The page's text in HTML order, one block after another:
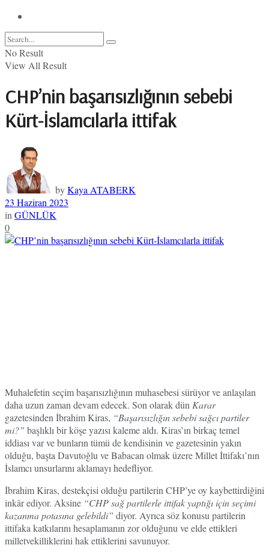
No Result
View All Result
CHP’nin başarısızlığının sebebi
Kürt-İslamcılarla ittifak
byKaya ATABERK
23 Haziran 2023
in GÜNLÜK
0
Muhalefetin seçim başarısızlığının muhasebesi sürüyor ve anlaşılan
daha uzun zaman devam edecek. Son olarak dün Karar
gazetesinden İbrahim Kiras, “Başarısızlığın sebebi sağcı partiler
mi?” başlıklı bir köşe yazısı kaleme aldı. Kiras’ın birkaç temel
iddiası var ve bunların tümü de kendisinin ve gazetesinin yakın
olduğu, başta Davutoğlu ve Babacan olmak üzere Millet İttifakı’nın
İslamcı unsurlarını aklamayı hedefliyor.
İbrahim Kiras, destekçisi olduğu partilerin CHP’ye oy kaybettirdiğini
inkâr ediyor. Aksine “CHP sağ partilerle ittifak yaptığı için seçimi
kazanma potasına gelebildi” diyor. Ayrıca söz konusu partilerin
ittifaka katkılarını hesaplamanın zor olduğunu ve elde ettikleri
milletvekilliklerini hak ettiklerini savunuyor.